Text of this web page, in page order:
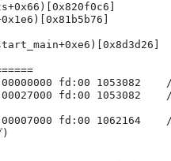
00000000 fd:00 1053082
00027000 fd:00 1053082
00007000 fd:00 1062164
)